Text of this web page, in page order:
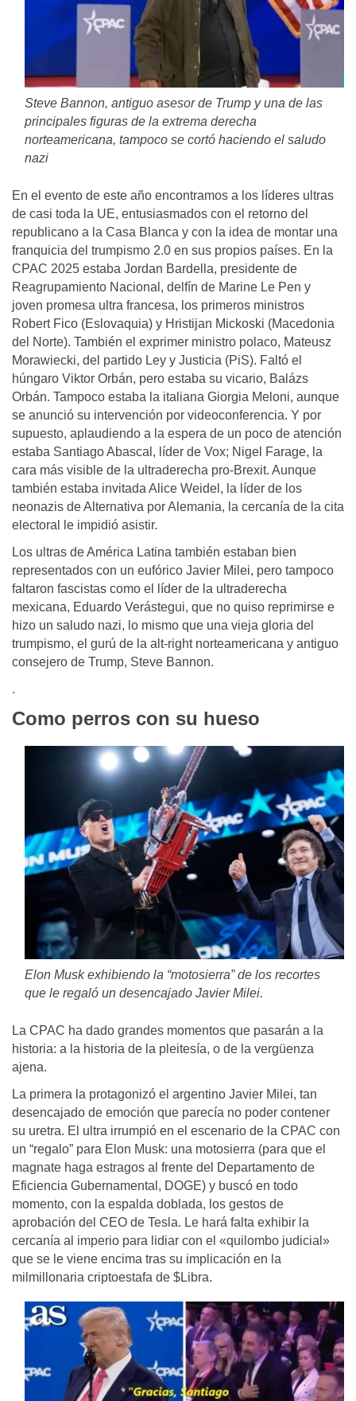
Steve Bannon, antiguo asesor de Trump y una de las
principales figuras de la extrema derecha
norteamericana, tampoco se cortó haciendo el saludo
nazi
En el evento de este año encontramos a los líderes ultras
de casi toda la UE, entusiasmados con el retorno del
republicano a la Casa Blanca y con la idea de montar una
franquicia del trumpismo 2.0 en sus propios países. En la
CPAC 2025 estaba Jordan Bardella, presidente de
Reagrupamiento Nacional, delfín de Marine Le Pen y
joven promesa ultra francesa, los primeros ministros
Robert Fico (Eslovaquia) y Hristijan Mickoski (Macedonia
del Norte). También el exprimer ministro polaco, Mateusz
Morawiecki, del partido Ley y Justicia (PiS). Faltó el
húngaro Viktor Orbán, pero estaba su vicario, Balázs
Orbán. Tampoco estaba la italiana Giorgia Meloni, aunque
se anunció su intervención por videoconferencia. Y por
supuesto, aplaudiendo a la espera de un poco de atención
estaba Santiago Abascal, líder de Vox; Nigel Farage, la
cara más visible de la ultraderecha pro-Brexit. Aunque
también estaba invitada Alice Weidel, la líder de los
neonazis de Alternativa por Alemania, la cercanía de la cita
electoral le impidió asistir.
Los ultras de América Latina también estaban bien
representados con un eufórico Javier Milei, pero tampoco
faltaron fascistas como el líder de la ultraderecha
mexicana, Eduardo Verástegui, que no quiso reprimirse e
hizo un saludo nazi, lo mismo que una vieja gloria del
trumpismo, el gurú de la alt-right norteamericana y antiguo
consejero de Trump, Steve Bannon.
.
Como perros con su hueso
Elon Musk exhibiendo la “motosierra” de los recortes
que le regaló un desencajado Javier Milei.
La CPAC ha dado grandes momentos que pasarán a la
historia: a la historia de la pleitesía, o de la vergüenza
ajena.
La primera la protagonizó el argentino Javier Milei, tan
desencajado de emoción que parecía no poder contener
su uretra. El ultra irrumpió en el escenario de la CPAC con
un “regalo” para Elon Musk: una motosierra (para que el
magnate haga estragos al frente del Departamento de
Eficiencia Gubernamental, DOGE) y buscó en todo
momento, con la espalda doblada, los gestos de
aprobación del CEO de Tesla. Le hará falta exhibir la
cercanía al imperio para lidiar con el «quilombo judicial»
que se le viene encima tras su implicación en la
milmillonaria criptoestafa de $Libra.